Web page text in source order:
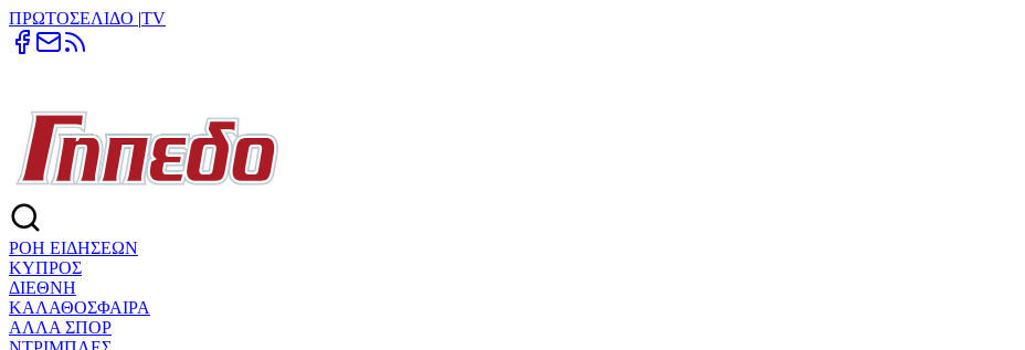
ΠΡΩΤΟΣΕΛΙΔΟ |TV
ΡΟΗ ΕΙΔΗΣΕΩΝ
ΚΥΠΡΟΣ
ΔΙΕΘΝΗ
ΚΑΛΑΘΟΣΦΑΙΡΑ
ΑΛΛΑ ΣΠΟΡ